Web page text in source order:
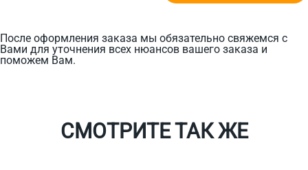
После оформления заказа мы обязательно свяжемся с
Вами для уточнения всех нюансов вашего заказа и
поможем Вам.
СМОТРИТЕ ТАК ЖЕ